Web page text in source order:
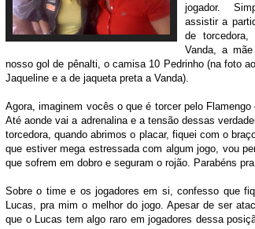
jogador.
assistir a
de
Vanda, a
nosso gol de pênalti, o camisa 10 Pedrinho (na foto
Jaqueline e a de jaqueta preta a Vanda).
Agora, imaginem vocês o que é torcer pelo
Até aonde vai a adrenalina e a tensão dessas
torcedora, quando abrimos o placar, fiquei com o
que estiver mega estressada com algum jogo, vou
que sofrem em dobro e seguram o rojão. Parabéns
Sobre o time e os jogadores em si, confesso que
Lucas, pra mim o melhor do jogo. Apesar de ser
que o Lucas tem algo raro em jogadores dessa